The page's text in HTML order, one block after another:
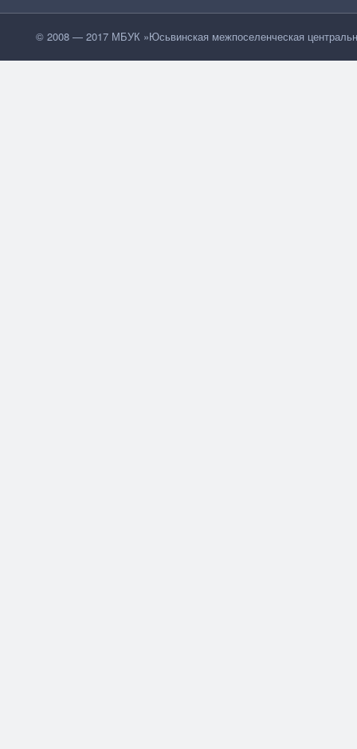
© 2008 — 2017 МБУК »Юсьвинская межпоселенческая